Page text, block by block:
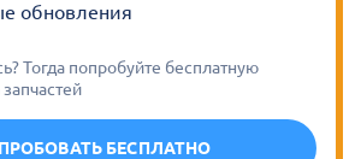
обновления
Тогда попробуйте бесплатную
БЕСПЛАТНО